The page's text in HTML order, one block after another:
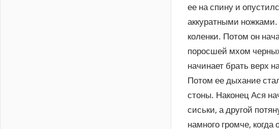
ее на спину и
аккуратными
коленки. Потом он
поросшей мхом
начинает брать верх
Потом ее дыхание
стоны. Наконец Ася
сиськи, а другой
намного громче,